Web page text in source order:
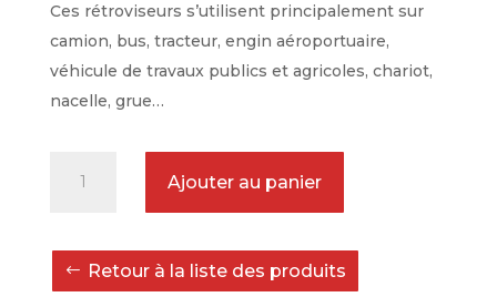
Ces rétroviseurs s’utilisent principalement sur
camion, bus, tracteur, engin aéroportuaire,
véhicule de travaux publics et agricoles, chariot,
nacelle, grue…
Incassable
SPAFAX
Ajouter au panier
Retour à la liste des produits